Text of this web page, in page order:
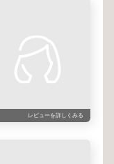
レビューを詳しくみる